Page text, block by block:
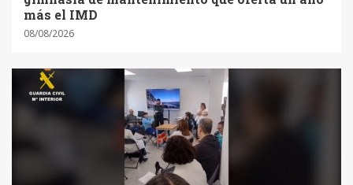
más el IMD
08/08/2026